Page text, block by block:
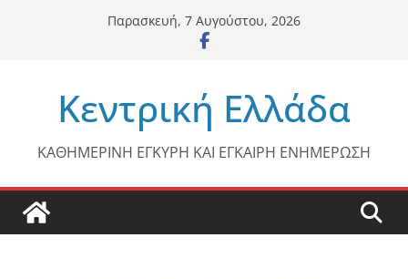
Παρασκευή, 7 Αυγούστου, 2026
Κεντρική Ελλάδα
ΚΑΘΗΜΕΡΙΝΗ ΕΓΚΥΡΗ ΚΑΙ ΕΓΚΑΙΡΗ ΕΝΗΜΕΡΩΣΗ